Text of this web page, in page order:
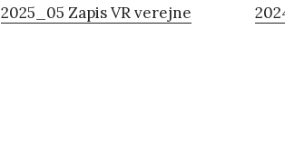
2025_05 Zapis VR verejne